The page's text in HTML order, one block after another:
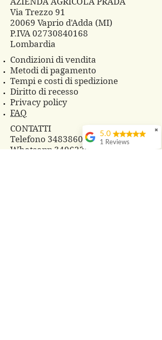
Via Trezzo 91
20069 Vaprio d'Adda (MI)
P.IVA 02730840168
Lombardia
Condizioni di vendita
Metodi di pagamento
Tempi e costi di spedizione
Diritto di recesso
Privacy policy
FAQ
CONTATTI
Telefono 3483860825
Whatsapp 3496229607
✖
5.0
1 Reviews